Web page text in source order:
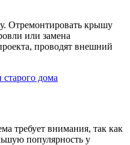
Отремонтировать крышу
или замена
проводят внешний
дома
требует внимания, так как
популярность у